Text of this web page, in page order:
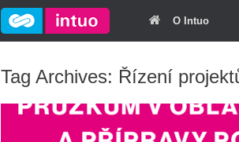
O Intuo
Tag Archives: Řízení